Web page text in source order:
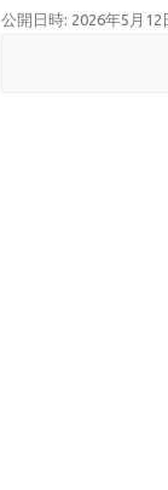
公開日時: 2026年5月12